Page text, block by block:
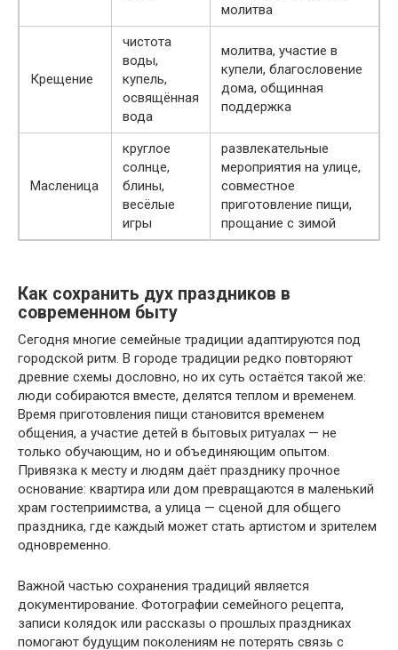
молитва
Крещение
чистота
воды,
купель,
освящённая
вода
молитва, участие в
купели, благословение
дома, общинная
поддержка
Масленица
круглое
солнце,
блины,
весёлые
игры
развлекательные
мероприятия на улице,
совместное
приготовление пищи,
прощание с зимой
Как сохранить дух праздников в
современном быту
Сегодня многие семейные традиции адаптируются под
городской ритм. В городе традиции редко повторяют
древние схемы дословно, но их суть остаётся такой же:
люди собираются вместе, делятся теплом и временем.
Время приготовления пищи становится временем
общения, а участие детей в бытовых ритуалах — не
только обучающим, но и объединяющим опытом.
Привязка к месту и людям даёт празднику прочное
основание: квартира или дом превращаются в маленький
храм гостеприимства, а улица — сценой для общего
праздника, где каждый может стать артистом и зрителем
одновременно.
Важной частью сохранения традиций является
документирование. Фотографии семейного рецепта,
записи колядок или рассказы о прошлых праздниках
помогают будущим поколениям не потерять связь с